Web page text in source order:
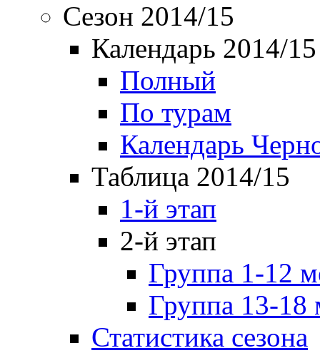
Сезон 2014/15
Календарь 2014/15
Полный
По турам
Календарь
Таблица 2014/15
1-й этап
2-й этап
Группа 1-12
Группа 13-18
Статистика сезона